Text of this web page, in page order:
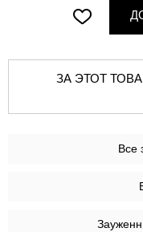
ЗА ЭТОТ ТОВАР МОЖНО
Все